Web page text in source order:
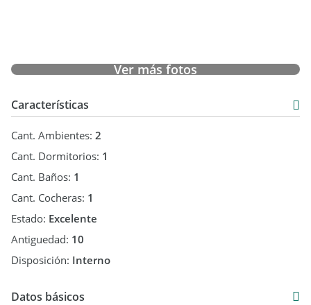
Martillera responsable: M. Victoria Ruiz CMCPSI 6095
. - Mat.
Ver más fotos
Características
Cant. Ambientes: 2
Cant. Dormitorios: 1
Cant. Baños: 1
Cant. Cocheras: 1
Estado: Excelente
Antiguedad: 10
Disposición: Interno
Datos básicos